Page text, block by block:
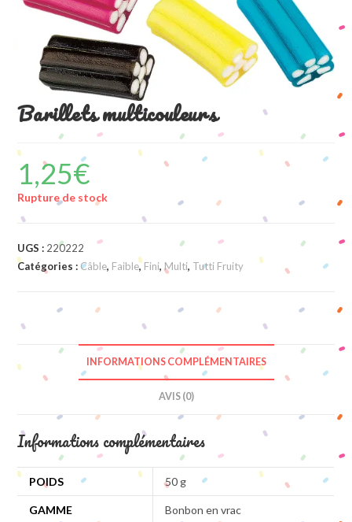
Barillets multicouleurs
1,25€
Rupture de stock
UGS : 220222
Catégories : Câble, Faible,Fini,Multi, Tutti Fruity
INFORMATIONS COMPLÉMENTAIRES
AVIS (0)
Informations complémentaires
POIDS 50 g
GAMME Bonbon en vrac